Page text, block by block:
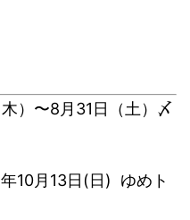
）〜8月31日（土）〆
月13日(日) ゆめト